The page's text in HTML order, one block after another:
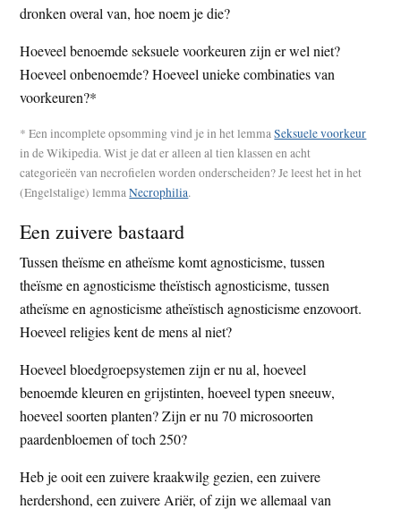
dronken overal van, hoe noem je die?
Hoeveel benoemde seksuele voorkeuren zijn er wel niet?
Hoeveel onbenoemde? Hoeveel unieke combinaties van
voorkeuren?*
* Een incomplete opsomming vind je in het lemmaSeksuele voorkeur
in de Wikipedia. Wist je dat er alleen al tien klassen en acht
categorieën van necrofielen worden onderscheiden? Je leest het in het
(Engelstalige) lemmaNecrophilia.
Een zuivere bastaard
Tussen theïsme en atheïsme komt agnosticisme, tussen
theïsme en agnosticisme theïstisch agnosticisme, tussen
atheïsme en agnosticisme atheïstisch agnosticisme enzovoort.
Hoeveel religies kent de mens al niet?
Hoeveel bloedgroepsystemen zijn er nu al, hoeveel
benoemde kleuren en grijstinten, hoeveel typen sneeuw,
hoeveel soorten planten? Zijn er nu 70 microsoorten
paardenbloemen of toch 250?
Heb je ooit een zuivere kraakwilg gezien, een zuivere
herdershond, een zuivere Ariër, of zijn we allemaal van